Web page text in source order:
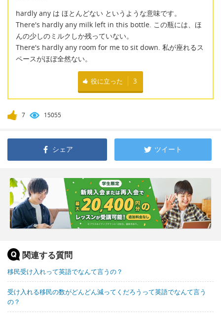
hardly any は ほとんどない というような意味です。
There's hardly any milk left in this bottle. この瓶には、ほ
んの少しのミルクしか残っていない。
There's hardly any room for me to sit down. 私が座れるス
ペースがほぼ全然ない。
役に立った 3
7 15055
シェア ツイート
関連する質問
移民受け入れって英語でなんて言うの？
受け入れる移民の数がどんどん減ってくだろうって英語でなんて言う
の？